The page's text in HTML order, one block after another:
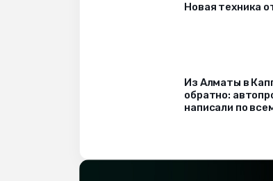
Новая техника
Из Алматы в
обратно:
написали по